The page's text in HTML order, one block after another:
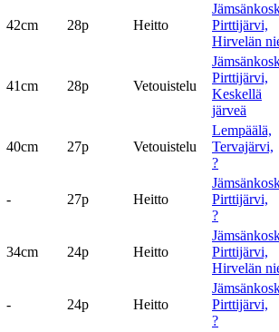
42cm 28p Heitto
Pirttijärvi,
Hirvelän
41cm 28p Vetouistelu
Pirttijärvi,
Keskellä
järveä
40cm 27p Vetouistelu
Lempäälä,
Tervajärvi,
?
- 27p Heitto
Pirttijärvi,
?
34cm 24p Heitto
Pirttijärvi,
Hirvelän
- 24p Heitto
Pirttijärvi,
?